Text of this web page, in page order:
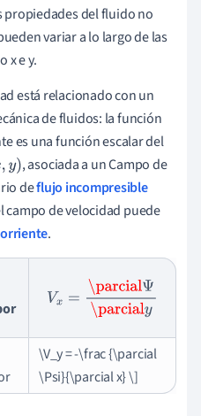
propiedades del fluido no
variar a lo largo de las
x e y.
está relacionado con un
de fluidos: la función
es una función escalar del
)
, asociada a un Campo de
deflujo incompresible
de velocidad puede
.
x= \parcialΨ\parcial
\V_y = -\frac {\parcial
\Psi}{\parcial x} \]